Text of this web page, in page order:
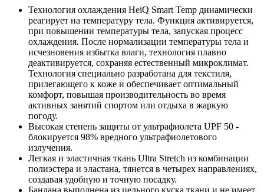
Технология охлаждения HeiQ Smart Temp динамически
реагирует на температуру тела. Функция активируется,
при повышении температуры тела, запуская процесс
охлаждения. После нормализации температуры тела и
исчезновения избытка влаги, технология плавно
деактивируется, сохраняя естественный микроклимат.
Технология специально разработана для текстиля,
прилегающего к коже и обеспечивает оптимальный
комфорт, повышая производительность во время
активных занятий спортом или отдыха в жаркую
погоду.
Высокая степень защиты от ультрафиолета UPF 50 -
блокируется 98% вредного ультрафиолетового
излучения.
Легкая и эластичная ткань Ultra Stretch из комбинации
полиэстера и эластана, тянется в четырех направлениях,
создавая удобную и точную посадку.